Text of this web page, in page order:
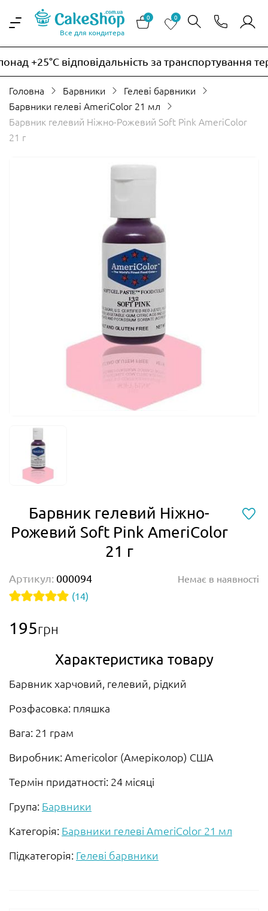
Все для кондитера
0 0
+25°C відповідальність за транспортування
Головна Барвники
Гелеві барвники
Барвники гелеві AmeriColor 21 мл
Барвник гелевий Ніжно-Рожевий Soft Pink AmeriColor
21 г
Барвник гелевий Ніжно-
Рожевий Soft Pink AmeriColor
21 г
Артикул: 000094
Немає в наявності
(14)
195грн
Характеристика товару
Барвник харчовий, гелевий, рідкий
Розфасовка: пляшка
Вага: 21 грам
Виробник: Americolor (Амеріколор) США
Термін придатності: 24 місяці
Група: Барвники
Категорія: Барвники гелеві AmeriColor 21 мл
Підкатегорія: Гелеві барвники